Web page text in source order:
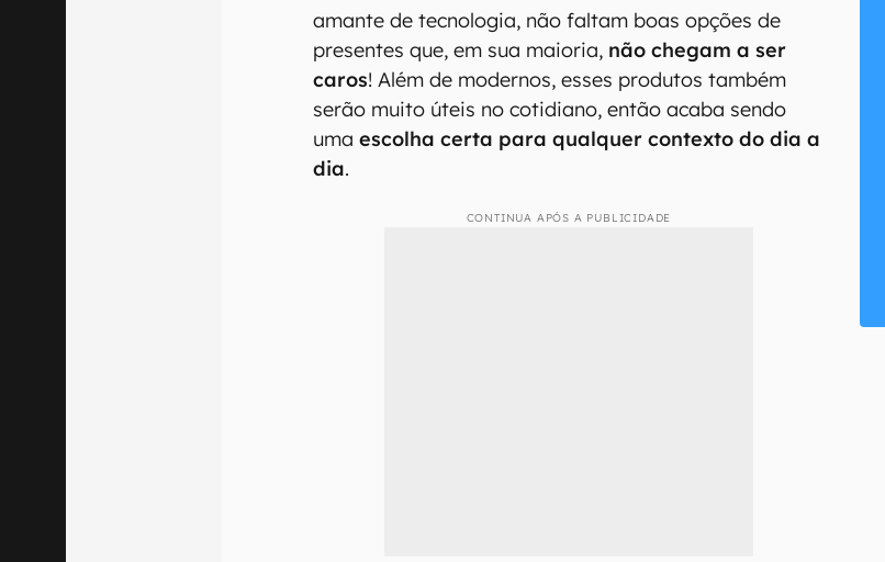
amante de tecnologia, não faltam boas opções de
presentes que, em sua maioria, não chegam a ser
caros! Além de modernos, esses produtos também
serão muito úteis no cotidiano, então acaba sendo
umaescolha certa para qualquer contexto do dia a
dia.
CONTINUA APÓS A PUBLICIDADE